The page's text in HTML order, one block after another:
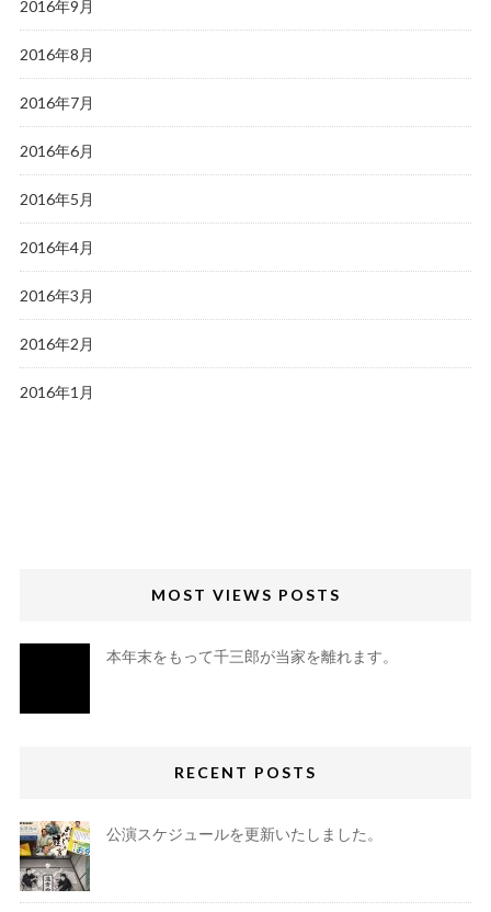
2016年9月
2016年8月
2016年7月
2016年6月
2016年5月
2016年4月
2016年3月
2016年2月
2016年1月
MOST VIEWS POSTS
本年末をもって千三郎が当家を離れます。
RECENT POSTS
公演スケジュールを更新いたしました。